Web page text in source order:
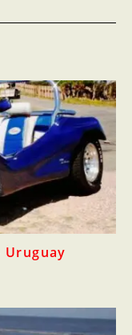
Uruguay